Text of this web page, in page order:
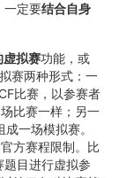
一定要结合自身
虚拟赛功能，或
赛两种形式：一
比赛，以参赛者
比赛一样；另一
一场模拟赛。
官方赛程限制。比
目进行虚拟参